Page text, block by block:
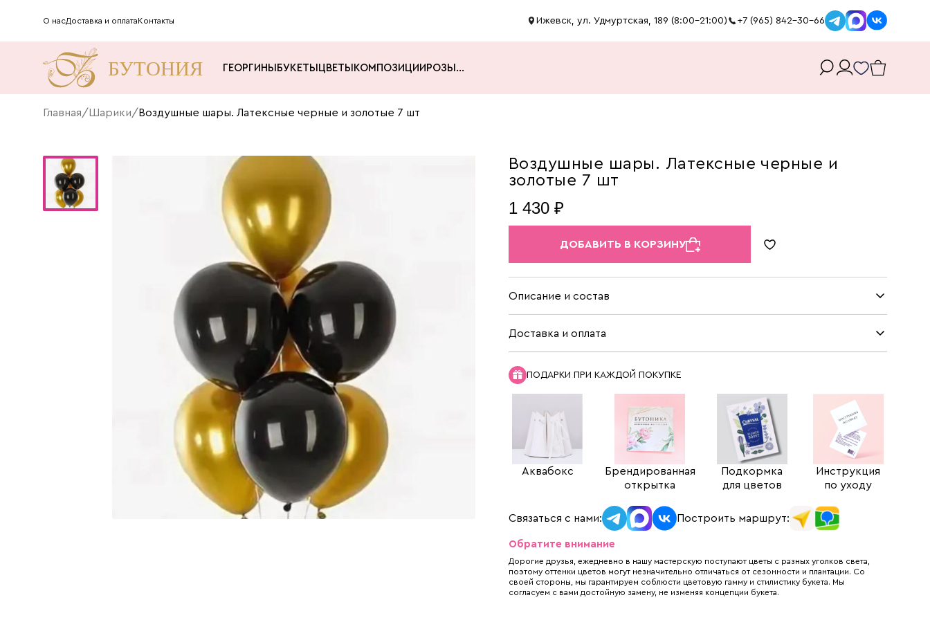
О насДоставка и оплатаКонтакты Ижевск, ул. Удмуртская, 189 (8:00-21:00) +7 (965) 842-30-66
ГЕОРГИНЫ БУКЕТЫ ЦВЕТЫ КОМПОЗИЦИИ РОЗЫ ...
Главная/ Шарики/ Воздушные шары. Латексные черные и золотые 7 шт
Воздушные шары. Латексные черные и
золотые 7 шт
1 430 ₽
ДОБАВИТЬ В КОРЗИНУ
Описание и состав
Доставка и оплата
ПОДАРКИ ПРИ КАЖДОЙ ПОКУПКЕ
Аквабокс
Брендированная
открытка
Подкормка
для цветов
Инструкция
по уходу
Связаться с нами: Построить маршрут:
Обратите внимание
Дорогие друзья, ежедневно в нашу мастерскую поступают цветы с разных уголков света,
поэтому оттенки цветов могут незначительно отличаться от сезонности и плантации. Со
своей стороны, мы гарантируем соблюсти цветовую гамму и стилистику букета. Мы
согласуем с вами достойную замену, не изменяя концепции букета.